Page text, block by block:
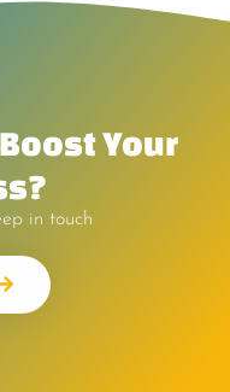
Your
in touch